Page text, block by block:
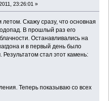
23:26:01 »
Скажу сразу, что основная
В прошлый раз его
Останавливались на
и в первый день было
стал этот камень:
Теперь показываю со всех